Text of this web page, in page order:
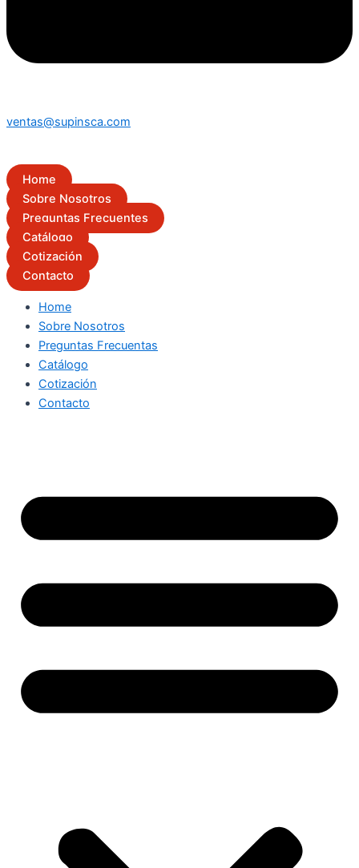
ventas@supinsca.com
Home
Sobre Nosotros
Preguntas Frecuentes
Catálogo
Cotización
Contacto
Home
Sobre Nosotros
Preguntas Frecuentas
Catálogo
Cotización
Contacto